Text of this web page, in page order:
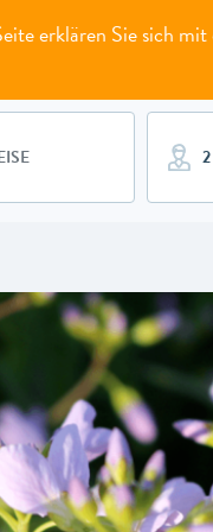
erklären Sie sich